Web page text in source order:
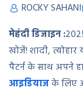
ROCKY SAHANI
मेहंदी डिजाइन :
खोजें! शादी,
पैटर्न के साथ अपने
आइडियाजके लिए